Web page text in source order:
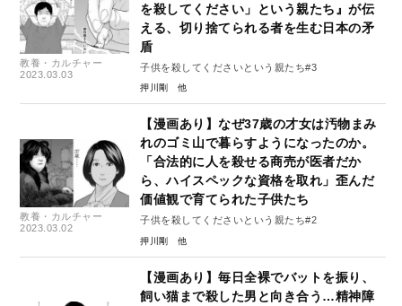
教養・カルチャー
2023.03.03
を殺してください」という親たち』が伝
える、切り捨てられる者を生む日本の矛
盾
子供を殺してくださいという親たち#3
押川剛
教養・カルチャー
2023.03.02
【漫画あり】なぜ37歳の才女は汚物まみ
れのゴミ山で暮らすようになったのか。
「合法的に人を殺せる商売が医者だか
ら、ハイスペックな資格を取れ」歪んだ
価値観で育てられた子供たち
子供を殺してくださいという親たち#2
押川剛
【漫画あり】毎日全裸でバットを振り、
飼い猫まで殺した男と向き合う…精神障